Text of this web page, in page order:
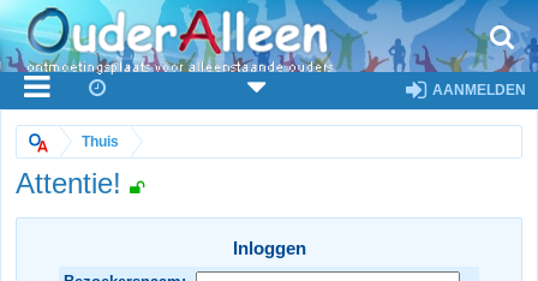
AANMELDEN
Thuis
Attentie!
Inloggen